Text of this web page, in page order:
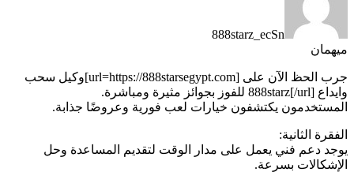
888starz_ecSn
میهمان
جرب الحظ الآن على [url=https://888starsegypt.com]وكيل سحب
وايداع 888starz[/url] للفوز بجوائز مثيرة ومباشرة.
المستخدمون يكتشفون خيارات لعب فورية وعروضًا جذابة.
الفقرة الثانية:
يوجد دعم فني يعمل على مدار الوقت لتقديم المساعدة وحل
الإشكالات بسرعة.